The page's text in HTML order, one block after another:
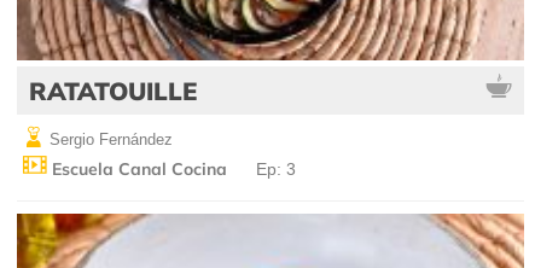
RATATOUILLE
Sergio Fernández
Escuela Canal Cocina Ep: 3